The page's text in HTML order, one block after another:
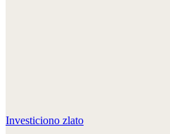
Investiciono zlato